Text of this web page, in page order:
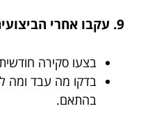
9. עקבו אחרי הביצועים ולמדו מהם
בצעו סקירה
בדקו מה עבד ומה
בהתאם.